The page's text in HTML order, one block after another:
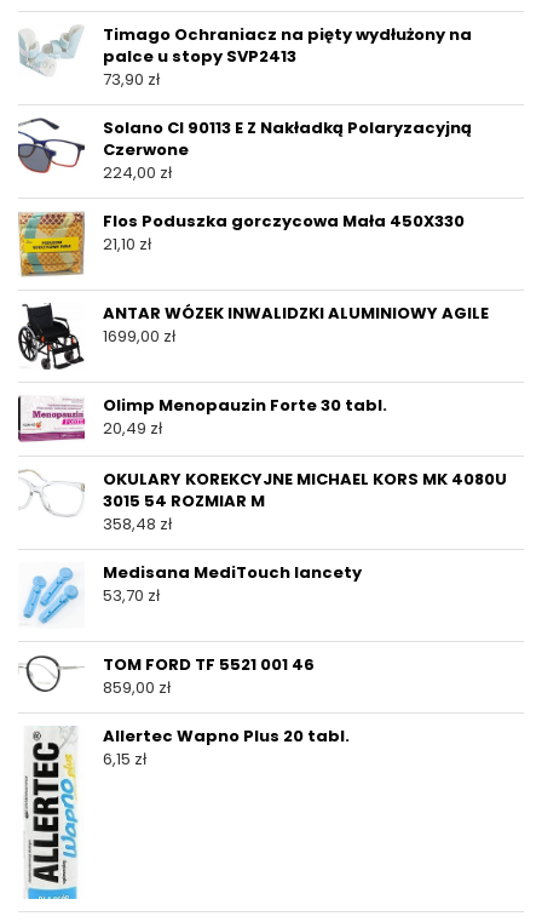
Timago Ochraniacz na pięty wydłużony na
palce u stopy SVP2413
73,90 zł
Solano Cl 90113 E Z Nakładką Polaryzacyjną
Czerwone
224,00 zł
Flos Poduszka gorczycowa Mała 450X330
21,10 zł
ANTAR WÓZEK INWALIDZKI ALUMINIOWY AGILE
1699,00 zł
Olimp Menopauzin Forte 30 tabl.
20,49 zł
OKULARY KOREKCYJNE MICHAEL KORS MK 4080U
3015 54 ROZMIAR M
358,48 zł
Medisana MediTouch lancety
53,70 zł
TOM FORD TF 5521 001 46
859,00 zł
Allertec Wapno Plus 20 tabl.
6,15 zł